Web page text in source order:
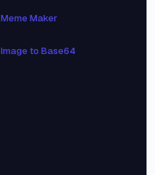
Meme Maker
Image to Base64